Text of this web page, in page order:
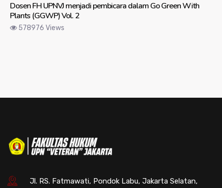
Dosen FH UPNVJ menjadi pembicara dalam Go Green With
Plants (GGWP) Vol. 2
578976 Views
Jl. RS. Fatmawati, Pondok Labu, Jakarta Selatan,